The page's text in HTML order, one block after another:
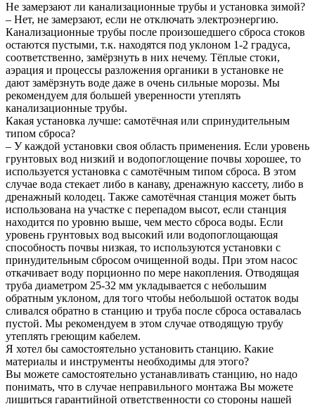
Не замерзают ли канализационные трубы и установка зимой?
– Нет, не замерзают, если не отключать электроэнергию.
Канализационные трубы после произошедшего сброса стоков
остаются пустыми, т.к. находятся под уклоном 1-2 градуса,
соответственно, замёрзнуть в них нечему. Тёплые стоки,
аэрация и процессы разложения органики в установке не
дают замёрзнуть воде даже в очень сильные морозы. Мы
рекомендуем для большей уверенности утеплять
канализационные трубы.
Какая установка лучше: самотёчная или спринудительным
типом сброса?
– У каждой установки своя область применения. Если уровень
грунтовых вод низкий и водопоглощение почвы хорошее, то
используется установка с самотёчным типом сброса. В этом
случае вода стекает либо в канаву, дренажную кассету, либо в
дренажный колодец. Также самотёчная станция может быть
использована на участке с перепадом высот, если станция
находится по уровню выше, чем место сброса воды. Если
уровень грунтовых вод высокий или водопоглощающая
способность почвы низкая, то используются установки с
принудительным сбросом очищенной воды. При этом насос
откачивает воду порционно по мере накопления. Отводящая
труба диаметром 25-32 мм укладывается с небольшим
обратным уклоном, для того чтобы небольшой остаток воды
сливался обратно в станцию и труба после сброса оставалась
пустой. Мы рекомендуем в этом случае отводящую трубу
утеплять греющим кабелем.
Я хотел бы самостоятельно установить станцию. Какие
материалы и инструменты необходимы для этого?
Вы можете самостоятельно устанавливать станцию, но надо
понимать, что в случае неправильного монтажа Вы можете
лишиться гарантийной ответственности со стороны нашей